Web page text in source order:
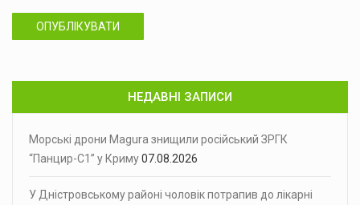
ОПУБЛІКУВАТИ
НЕДАВНІ ЗАПИСИ
Морські дрони Magura знищили російський ЗРГК
“Панцир-С1” у Криму07.08.2026
У Дністровському районі чоловік потрапив до лікарні